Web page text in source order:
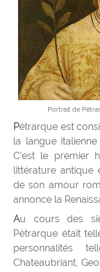
Portrait de
Pétrarque est considéré comme l'un des fondateur de
la langue
C'est le premier
littérature antique
de son amour
annonce la
Au cours des siècles suivants la renommée de
Pétrarque était
personnalités
Chateaubriant,